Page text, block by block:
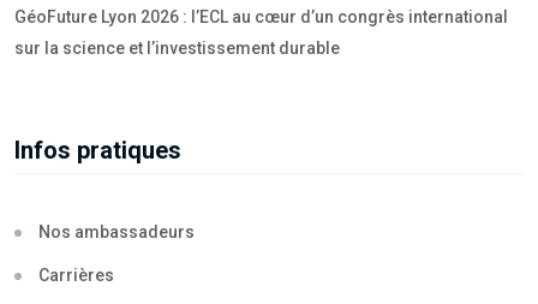
GéoFuture Lyon 2026 : l’ECL au cœur d’un congrès international
sur la science et l’investissement durable
Infos pratiques
Nos ambassadeurs
Carrières